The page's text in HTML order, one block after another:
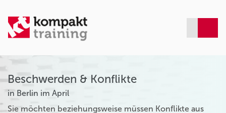
Beschwerden & Konflikte
in Berlin im April
Sie möchten beziehungsweise müssen Konflikte aus